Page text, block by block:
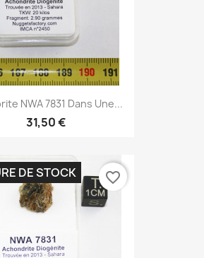
NWA 7831 Dans Une...
31,50 €
DE STOCK favorite_border